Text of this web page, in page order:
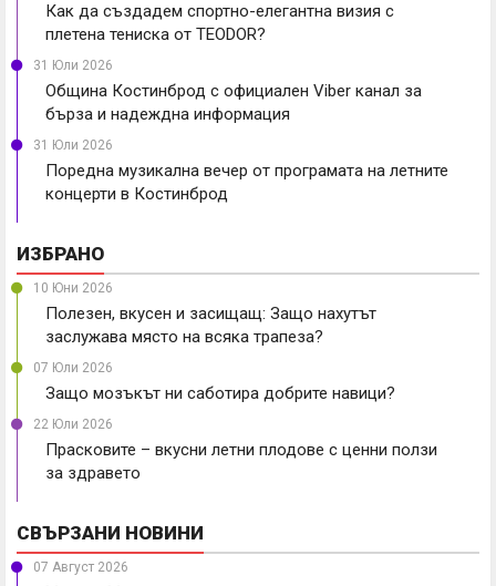
Как да създадем спортно-елегантна визия с
плетена тениска от TEODOR?
31 Юли 2026
Община Костинброд с официален Viber канал за
бърза и надеждна информация
31 Юли 2026
Поредна музикална вечер от програмата на летните
концерти в Костинброд
ИЗБРАНО
10 Юни 2026
Полезен, вкусен и засищащ: Защо нахутът
заслужава място на всяка трапеза?
07 Юли 2026
Защо мозъкът ни саботира добрите навици?
22 Юли 2026
Прасковите – вкусни летни плодове с ценни ползи
за здравето
СВЪРЗАНИ НОВИНИ
07 Август 2026